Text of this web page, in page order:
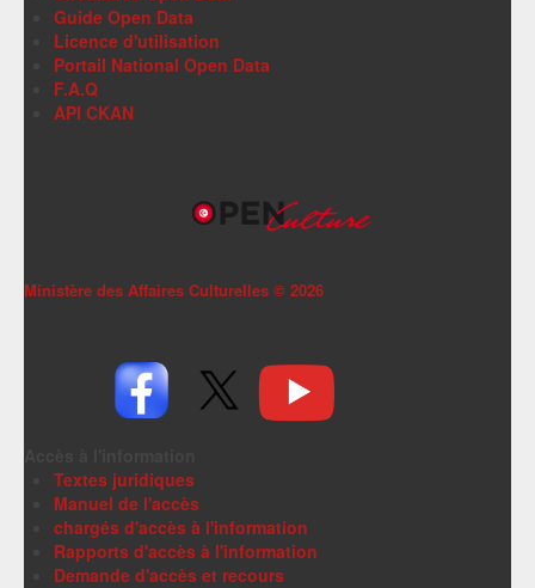
Guide Open Data
Licence d'utilisation
Portail National Open Data
F.A.Q
API CKAN
Ministère des Affaires Culturelles © 2026
Textes juridiques
Manuel de l'accès
chargés d'accès à l'information
Rapports d'accès à l'information
Demande d'accès et recours